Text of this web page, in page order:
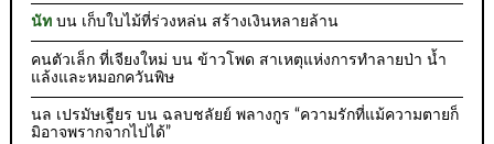
นัท บน เก็บใบไม้ที่ร่วงหล่น สร้างเงินหลายล้าน
คนตัวเล็ก ที่เจียงใหม่ บนข้าวโพด สาเหตุแห่งการทำลายป่า น้ำ
แล้งและหมอกควันพิษ
นล เปรมัษเฐียร บน ฉลบชลัยย์ พลางกูร “ความรักที่แม้ความตายก็
มิอาจพรากจากไปได้”